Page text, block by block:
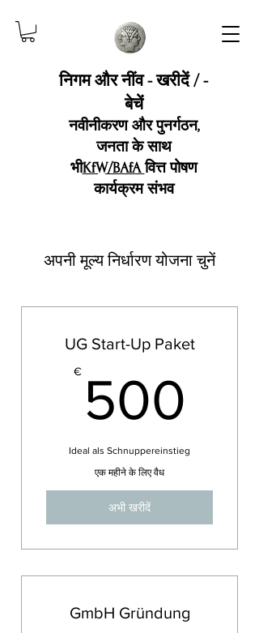
निगम और नींव - खरीदें / -
बेचें
नवीनीकरण और पुनर्गठन,
जनता के साथ
भीKfW/BAfAवित्त पोषण
कार्यक्रम संभव
अपनी मूल्य निर्धारण योजना चुनें
UG Start-Up Paket
€ 500
Ideal als Schnuppereinstieg
एक महीने के लिए वैध
अभी खरीदें
GmbH Gründung